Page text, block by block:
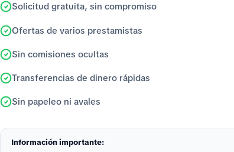
Solicitud gratuita, sin compromiso
Ofertas de varios prestamistas
Sin comisiones ocultas
Transferencias de dinero rápidas
Sin papeleo ni avales
Información importante: